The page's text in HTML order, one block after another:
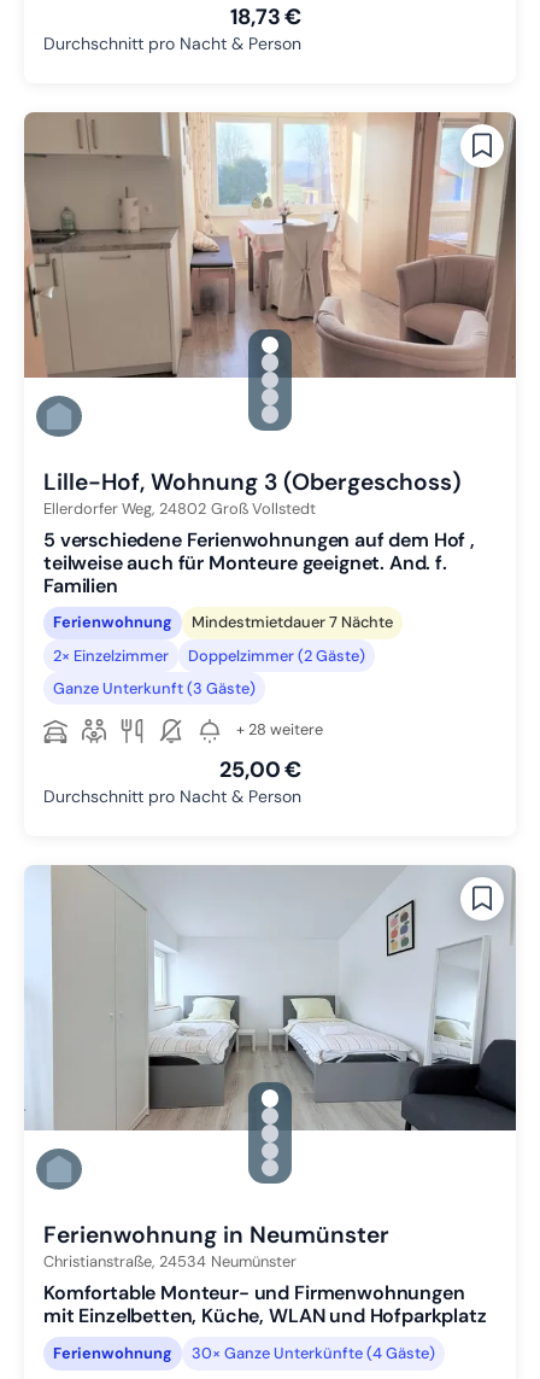
18,73 €
Durchschnitt pro Nacht & Person
gallery.slide_selector
Zu Slide 1 wechseln
Zu Slide 2 wechseln
Zu Slide 3 wechseln
Zu Slide 4 wechseln
Zu Slide 5 wechseln
Lille-Hof, Wohnung 3 (Obergeschoss)
Ellerdorfer Weg, 24802 Groß Vollstedt
5 verschiedene Ferienwohnungen auf dem Hof ,
teilweise auch für Monteure geeignet. And. f.
Familien
Ferienwohnung
Mindestmietdauer 7 Nächte
2× Einzelzimmer
Doppelzimmer (2 Gäste)
Ganze Unterkunft (3 Gäste)
+ 28 weitere
25,00 €
Durchschnitt pro Nacht & Person
gallery.slide_selector
Zu Slide 1 wechseln
Zu Slide 2 wechseln
Zu Slide 3 wechseln
Zu Slide 4 wechseln
Zu Slide 5 wechseln
Ferienwohnung in Neumünster
Christianstraße, 24534 Neumünster
Komfortable Monteur- und Firmenwohnungen
mit Einzelbetten, Küche, WLAN und Hofparkplatz
Ferienwohnung 30× Ganze Unterkünfte (4 Gäste)